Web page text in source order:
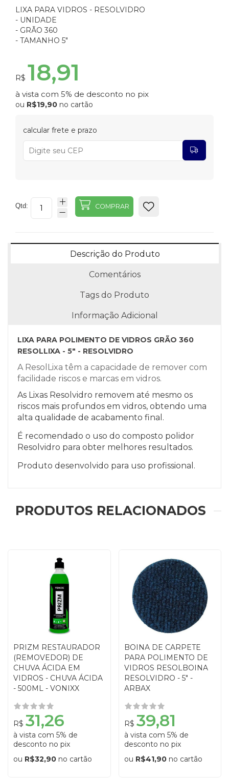
LIXA PARA VIDROS - RESOLVIDRO
- UNIDADE
- GRÃO 360
- TAMANHO 5"
R$ 18,91
à vista com 5% de desconto no pix
ou R$19,90 no cartão
calcular frete e prazo
Qtd: COMPRAR
Descrição do Produto
Comentários
Tags do Produto
Informação Adicional
LIXA PARA POLIMENTO DE VIDROS GRÃO 360
RESOLLIXA - 5" - RESOLVIDRO
A ResolLixa têm a capacidade de remover com
facilidade riscos e marcas em vidros.
As Lixas Resolvidro removem até mesmo os
riscos mais profundos em vidros, obtendo uma
alta qualidade de acabamento final.
É recomendado o uso do composto polidor
Resolvidro para obter melhores resultados.
Produto desenvolvido para uso profissional.
PRODUTOS RELACIONADOS
PRIZM RESTAURADOR
(REMOVEDOR) DE
CHUVA ÁCIDA EM
VIDROS - CHUVA ÁCIDA
- 500ML - VONIXX
R$ 31,26
à vista com 5% de
desconto no pix
ou R$32,90 no cartão
BOINA DE CARPETE
PARA POLIMENTO DE
VIDROS RESOLBOINA
RESOLVIDRO - 5" -
ARBAX
R$ 39,81
à vista com 5% de
desconto no pix
ou R$41,90no cartão